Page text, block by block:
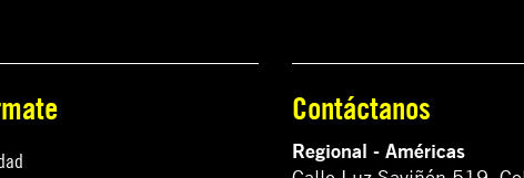
Contáctanos
Regional - Américas